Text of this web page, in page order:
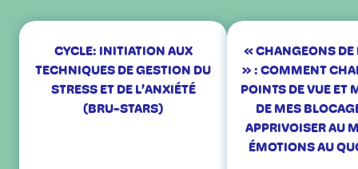
CYCLE: INITIATION AUX
TECHNIQUES DE GESTION DU
STRESS ET DE L’ANXIÉTÉ
(BRU-STARS)
« CHANGEONS DE
» : COMMENT
POINTS DE VUE ET
DE MES
APPRIVOISER AU
ÉMOTIONS AU